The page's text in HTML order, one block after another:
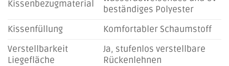
Kissenbezugmaterial
beständiges Polyester
Kissenfüllung
Komfortabler Schaumstoff
Verstellbarkeit
Liegefläche
Ja, stufenlos verstellbare
Rückenlehnen